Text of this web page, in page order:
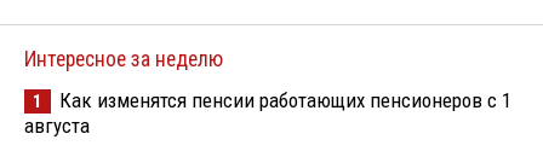
Интересное за неделю
1
Как изменятся пенсии работающих пенсионеров с 1
августа